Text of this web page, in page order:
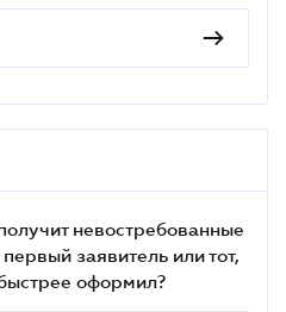
невостребованные
заявитель или тот,
оформил?